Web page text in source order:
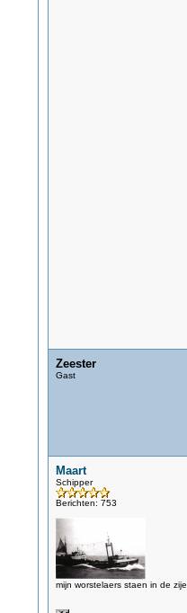
Zeester
Gast
Maart
Schipper
Berichten: 753
mijn worstelaers staen in de zije